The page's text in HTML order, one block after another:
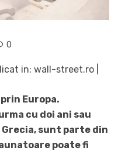
0
in: wall-street.ro |
Europa.
cu doi ani sau
Grecia, sunt parte din
poate fi